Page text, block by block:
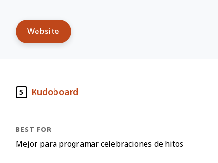
Website
5 Kudoboard
Mejor para programar celebraciones de hitos